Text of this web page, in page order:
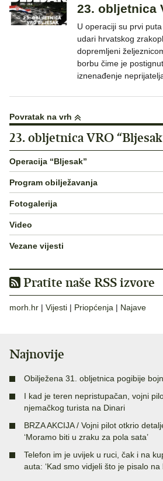
23. obljetnica
U operaciji su prvi
udari hrvatskog
dopremljeni
borbu čime je
iznenađenje
Povratak na vrh
23. obljetnica VRO
Operacija “Bljesak”
Program obilježavanja
Fotogalerija
Video
Vezane vijesti
Pratite naše RSS izvore
morh.hr | Vijesti | Priopćenja | Najave
Najnovije
Obilježena 31. obljetnica pogibije
I kad je teren nepristupačan, vojni
njemačkog turista na Dinari
BRZA AKCIJA / Vojni pilot otkrio
‘Moramo biti u zraku za pola sata’
Telefon im je uvijek u ruci, čak i na
auta: ‘Kad smo vidjeli što je pisalo